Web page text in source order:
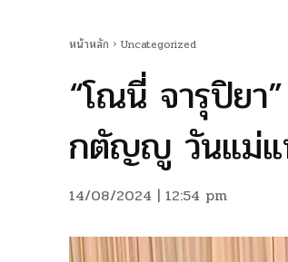
หน้าหลัก Uncategorized
“โณนี่ จารุปิยา
กตัญญู วันแม่แ
14/08/2024 | 12:54 pm